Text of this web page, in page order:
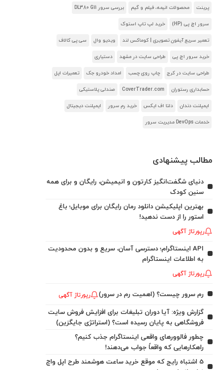
پرینت محصولات انیمه، فیلم و گیم بررسی سرور DL380 G11
سرور اچ پی (HP) خرید لپ تاپ استوک
تعمیر سریع آیفون تصویری | کوماکس لند ویدیو وال سی پی کالاف
خرید سرور اچ پی طراحی سایت در مشهد دستیاری
طراحی سایت در کرج چاپ روی چسب امداد خودرو جک تعمیرات اپل
حسابداری رستوران CoverTrader.com صندلی پلاستیکی
ایمپلنت دندان دلتا اف ایکس خرید رم سرور ایمپلنت دیجیتال
خدمات DevOps مدیریت سرور
مطالب پیشنهادی
دنیای شگفت‌انگیز کارتون و انیمیشن، رایگان و برای همه
سنین کودک
بهترین اپلیکیشن دانلود رمان رایگان برای موبایل؛ باغ
استور را از دست ندهید!
رپورتاژ آگهی
API اینستاگرام؛ دسترسی آسان، سریع و بدون محدودیت
به اطلاعات اینستاگرام
رپورتاژ آگهی
رم سرور چیست؟ (اهمیت رم در سرور) رپورتاژ آگهی
گزارش ویژه: آیا دوران تبلیغات برای افزایش فروش سایت
فروشگاهی به پایان رسیده است؟ (استراتژی جایگزین)
چطور فالوورهای واقعی اینستاگرام جذب کنیم؟
راهکارهایی که واقعاً جواب می‌دهند!
5 اشتباه رایج که موقع خرید ساعت هوشمند طرح اپل واچ